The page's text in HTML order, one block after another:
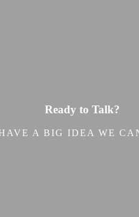
Ready to Talk?
A BIG IDEA WE